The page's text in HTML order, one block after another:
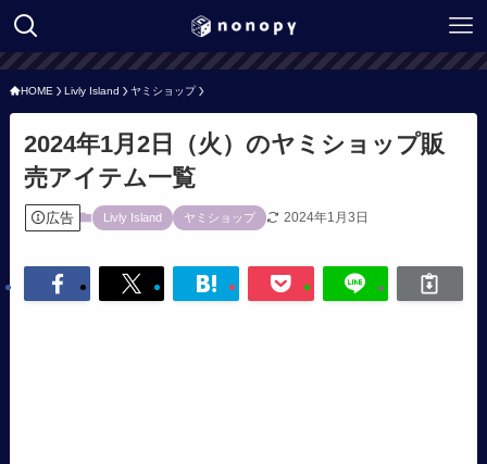
HOME Livly Island ヤミショップ
2024年1月2日（火）のヤミショップ販
売アイテム一覧
広告 Livly Island ヤミショップ 2024年1月3日